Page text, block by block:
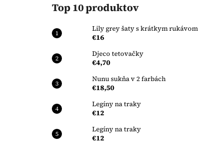
Top 10 produktov
Lily grey šaty s krátkym rukávom
€16
Djeco tetovačky
€4,70
Nunu sukňa v 2 farbách
€18,50
Legíny na traky
€12
Legíny na traky
€12